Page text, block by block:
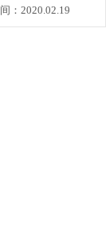
：2020.02.19